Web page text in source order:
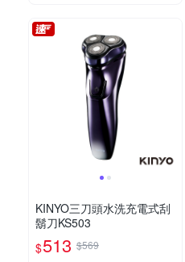
KINYO三刀頭水洗充電式刮
鬍刀KS503
$513 $569